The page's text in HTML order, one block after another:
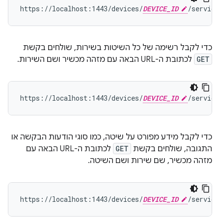
https://localhost:1443/devices/DEVICE_ID
כדי לקבל רשימה של כל השיטות בשירות, שולחים בקשת
GET לכתובת ה-URL הבאה עם מזהה מכשיר ושם השירות.
https://localhost:1443/devices/DEVICE_ID /
כדי לקבל מידע מפורט על שיטה, כמו סוגי הודעות הבקשה או
התגובה, שולחים בקשת GET
לכתובת ה-URL הבאה עם
מזהה מכשיר, שם שירות ושם השיטה.
https://localhost:1443/devices/DEVICE_ID /